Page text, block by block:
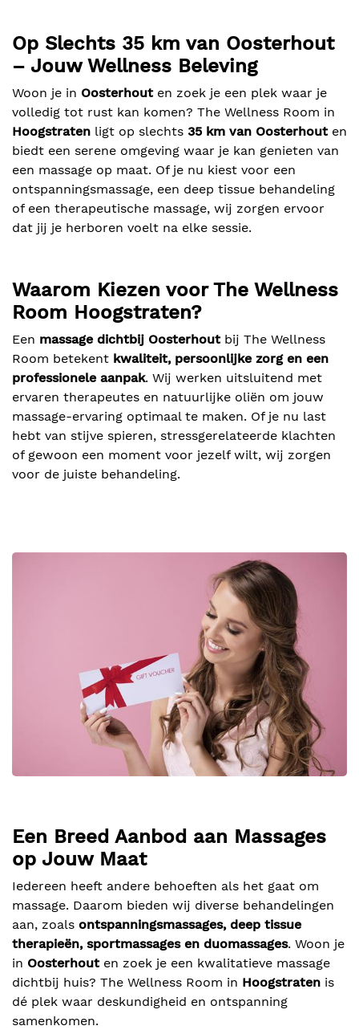
Op Slechts 35 km van Oosterhout
– Jouw Wellness Beleving
Woon je in Oosterhouten zoek je een plek waar je
volledig tot rust kan komen? The Wellness Room in
Hoogstraten ligt op slechts 35 km van Oosterhouten
biedt een serene omgeving waar je kan genieten van
een massage op maat. Of je nu kiest voor een
ontspanningsmassage, een deep tissue behandeling
of een therapeutische massage, wij zorgen ervoor
dat jij je herboren voelt na elke sessie.
Waarom Kiezen voor The Wellness
Room Hoogstraten?
Een massage dichtbij Oosterhoutbij The Wellness
Room betekent kwaliteit, persoonlijke zorg en een
professionele aanpak. Wij werken uitsluitend met
ervaren therapeutes en natuurlijke oliën om jouw
massage-ervaring optimaal te maken. Of je nu last
hebt van stijve spieren, stressgerelateerde klachten
of gewoon een moment voor jezelf wilt, wij zorgen
voor de juiste behandeling.
Een Breed Aanbod aan Massages
op Jouw Maat
Iedereen heeft andere behoeften als het gaat om
massage. Daarom bieden wij diverse behandelingen
aan, zoals ontspanningsmassages, deep tissue
therapieën, sportmassages en duomassages. Woon je
in Oosterhouten zoek je een kwalitatieve massage
dichtbij huis? The Wellness Room in Hoogstraten is
dé plek waar deskundigheid en ontspanning
samenkomen.